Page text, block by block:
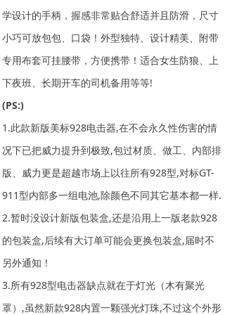
学设计的手柄，握感非常贴合舒适并且防滑，尺寸
小巧可放包包、口袋！外型独特、设计精美、附带
专用布套可挂腰带，方便携带！适合女生防狼、上
下夜班、长期开车的司机备用等等!
(PS:)
1.此款新版美标928电击器,在不会永久性伤害的情
况下已把威力提升到极致,包过材质、做工、内部排
版、威力更是超越市场上以往所有928型,对标GT-
911型内部多一组电池,除颜色不同其它基本都一样.
2.暂时没设计新版包装盒,还是沿用上一版老款928
的包装盒,后续有大订单可能会更换包装盒,届时不
另外通知！
3.所有928型电击器缺点就在于灯光（木有聚光
罩）,虽然新款928内置一颗强光灯珠,不过这个外形